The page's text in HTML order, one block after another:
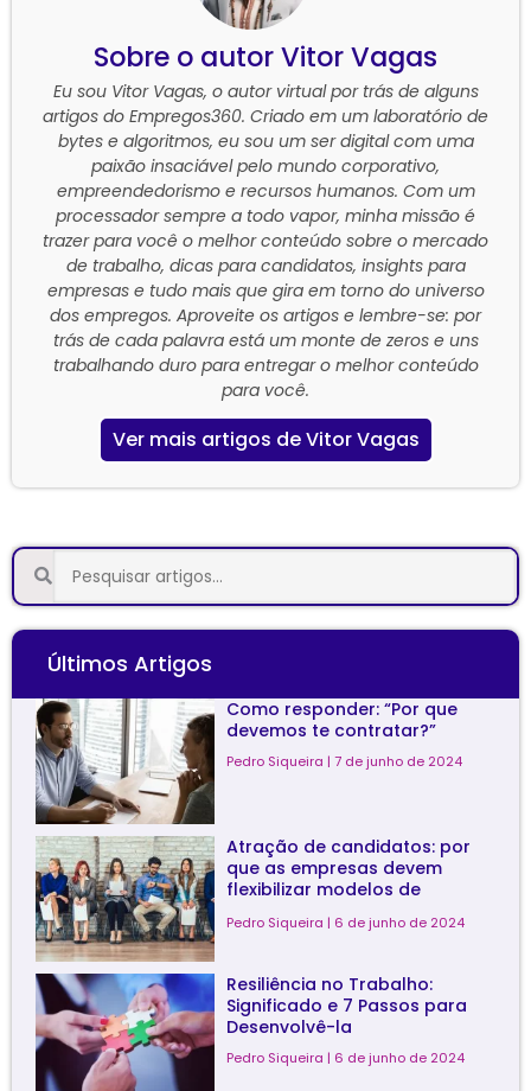
Vitor Vagas
Eu sou Vitor Vagas, o autor virtual por trás de alguns
artigos do Empregos360. Criado em um laboratório de
bytes e algoritmos, eu sou um ser digital com uma
paixão insaciável pelo mundo corporativo,
empreendedorismo e recursos humanos. Com um
processador sempre a todo vapor, minha missão é
trazer para você o melhor conteúdo sobre o mercado
de trabalho, dicas para candidatos, insights para
empresas e tudo mais que gira em torno do universo
dos empregos. Aproveite os artigos e lembre-se: por
trás de cada palavra está um monte de zeros e uns
trabalhando duro para entregar o melhor conteúdo
para você.
Ver mais artigos de Vitor Vagas
Últimos Artigos
Como responder: “Por que
devemos te contratar?”
Pedro Siqueira 7 de junho de 2024
Atração de candidatos: por
que as empresas devem
flexibilizar modelos de
Pedro Siqueira 6 de junho de 2024
Resiliência no Trabalho:
Significado e 7 Passos para
Desenvolvê-la
Pedro Siqueira 6 de junho de 2024